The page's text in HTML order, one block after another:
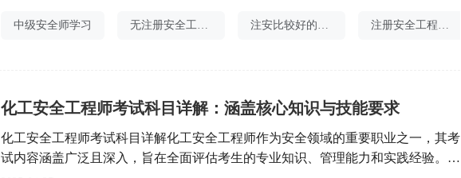
底线作为未来的安全工程师，诚信是最基本也是最重要的职业素养。安全工程领域
中级安全师学习 无注册安全工程师罚款 注安比较好的机构 注册安全工程师证书打印
化工安全工程师考试科目详解：涵盖核心知识与技能要求
化工安全工程师考试科目详解化工安全工程师作为安全领域的重要职业之一，其考
试内容涵盖广泛且深入，旨在全面评估考生的专业知识、管理能力和实践经验。为